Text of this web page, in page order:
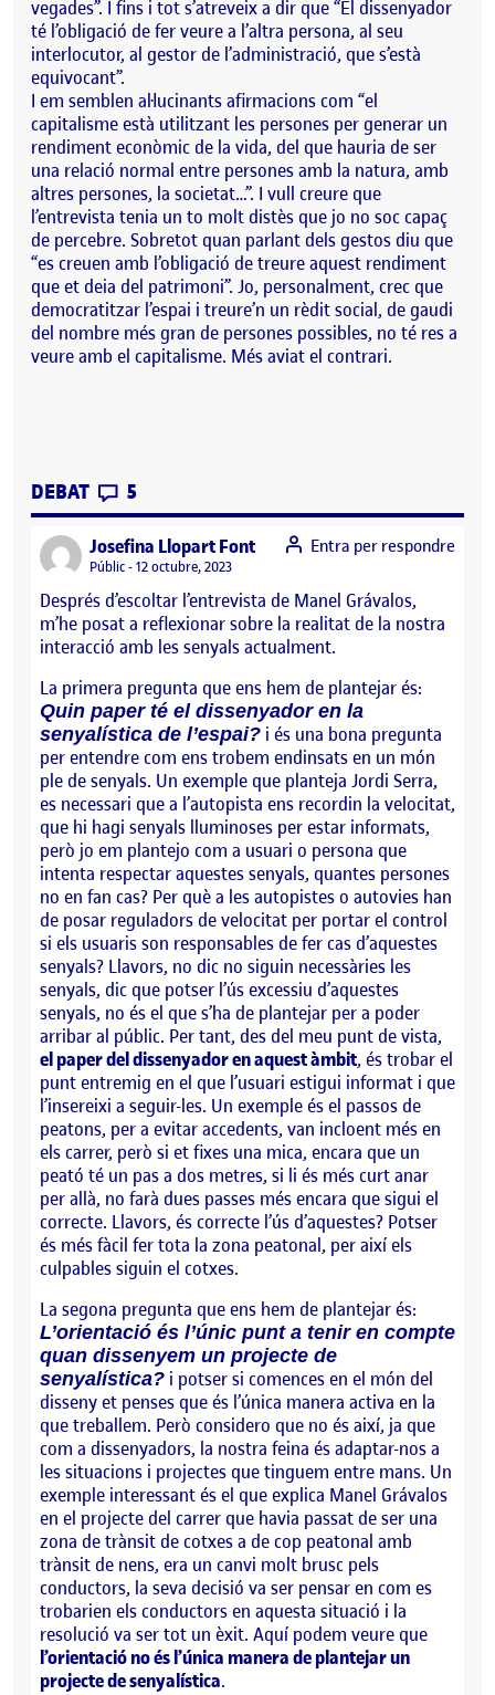
vegades”. I fins i tot s’atreveix a dir que “El dissenyador
té l’obligació de fer veure a l’altra persona, al seu
interlocutor, al gestor de l’administració, que s’està
equivocant”.
I em semblen al·lucinants afirmacions com “el
capitalisme està utilitzant les persones per generar un
rendiment econòmic de la vida, del que hauria de ser
una relació normal entre persones amb la natura, amb
altres persones, la societat…”. I vull creure que
l’entrevista tenia un to molt distès que jo no soc capaç
de percebre. Sobretot quan parlant dels gestos diu que
“es creuen amb l’obligació de treure aquest rendiment
que et deia del patrimoni”. Jo, personalment, crec que
democratitzar l’espai i treure’n un rèdit social, de gaudi
del nombre més gran de persones possibles, no té res a
veure amb el capitalisme. Més aviat el contrari.
DEBAT CONTRIBUTIONS
5EL DEBAT PAC1 – EL PAPER DEL
Josefina Llopart Fontsays:
Visibilitat:
Públic 12 octubre, 2023
Després d’escoltar l’entrevista de Manel Grávalos,
m’he posat a reflexionar sobre la realitat de la nostra
interacció amb les senyals actualment.
La primera pregunta que ens hem de plantejar és:
Quin paper té el dissenyador en la
senyalística de l’espai? i és una bona pregunta
per entendre com ens trobem endinsats en un món
ple de senyals. Un exemple que planteja Jordi Serra,
es necessari que a l’autopista ens recordin la velocitat,
que hi hagi senyals lluminoses per estar informats,
però jo em plantejo com a usuari o persona que
intenta respectar aquestes senyals, quantes persones
no en fan cas? Per què a les autopistes o autovies han
de posar reguladors de velocitat per portar el control
si els usuaris son responsables de fer cas d’aquestes
senyals? Llavors, no dic no siguin necessàries les
senyals, dic que potser l’ús excessiu d’aquestes
senyals, no és el que s’ha de plantejar per a poder
arribar al públic. Per tant, des del meu punt de vista,
el paper del dissenyador en aquest àmbit, és trobar el
punt entremig en el que l’usuari estigui informat i que
l’insereixi a seguir-les. Un exemple és el passos de
peatons, per a evitar accedents, van incloent més en
els carrer, però si et fixes una mica, encara que un
peató té un pas a dos metres, si li és més curt anar
per allà, no farà dues passes més encara que sigui el
correcte. Llavors, és correcte l’ús d’aquestes? Potser
és més fàcil fer tota la zona peatonal, per així els
culpables siguin el cotxes.
La segona pregunta que ens hem de plantejar és:
L’orientació és l’únic punt a tenir en compte
quan dissenyem un projecte de
senyalística? i potser si comences en el món del
disseny et penses que és l’única manera activa en la
que treballem. Però considero que no és així, ja que
com a dissenyadors, la nostra feina és adaptar-nos a
les situacions i projectes que tinguem entre mans. Un
exemple interessant és el que explica Manel Grávalos
en el projecte del carrer que havia passat de ser una
zona de trànsit de cotxes a de cop peatonal amb
trànsit de nens, era un canvi molt brusc pels
conductors, la seva decisió va ser pensar en com es
trobarien els conductors en aquesta situació i la
resolució va ser tot un èxit. Aquí podem veure que
l’orientació no és l’única manera de plantejar un
projecte de senyalística.
Entra per respondre